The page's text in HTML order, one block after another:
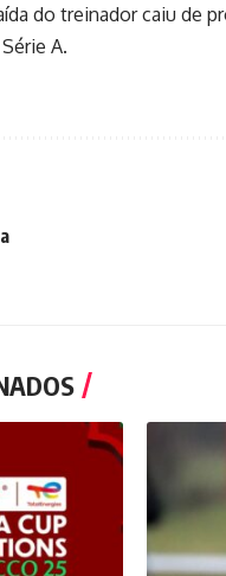
do treinador caiu de
A.